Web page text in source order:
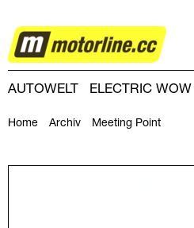
RALLYE
AUTOWELT ELECTRIC WOW
Home Archiv Meeting Point